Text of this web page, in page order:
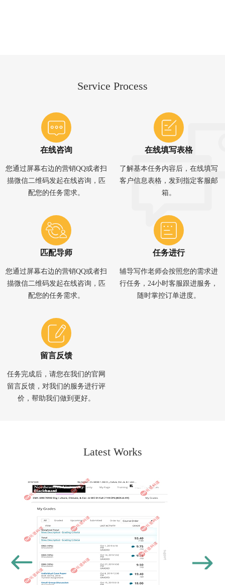
Service Process
在线咨询
您通过屏幕右边的营销QQ或者扫
描微信二维码发起在线咨询，匹
配您的任务需求。
在线填写表格
了解基本任务内容后，在线填写
客户信息表格，发到指定客服邮
箱。
匹配导师
您通过屏幕右边的营销QQ或者扫
描微信二维码发起在线咨询，匹
配您的任务需求。
任务进行
辅导写作老师会按照您的需求进
行任务，24小时客服跟进服务，
随时掌控订单进度。
留言反馈
任务完成后，请您在我们的官网
留言反馈，对我们的服务进行评
价，帮助我们做到更好。
Latest Works
Previous Next